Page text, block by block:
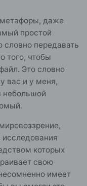
метафоры, даже
простой
передавать
того, чтобы
Это словно
вас и у меня,
небольшой
которых
свою
имеет